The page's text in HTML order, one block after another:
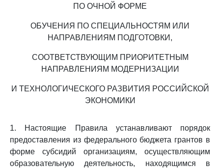
ПО ОЧНОЙ ФОРМЕ
ОБУЧЕНИЯ ПО СПЕЦИАЛЬНОСТЯМ ИЛИ
НАПРАВЛЕНИЯМ ПОДГОТОВКИ,
СООТВЕТСТВУЮЩИМ ПРИОРИТЕТНЫМ
НАПРАВЛЕНИЯМ МОДЕРНИЗАЦИИ
И ТЕХНОЛОГИЧЕСКОГО РАЗВИТИЯ РОССИЙСКОЙ
ЭКОНОМИКИ
1. Настоящие Правила устанавливают порядок
предоставления из федерального бюджета грантов в
форме субсидий организациям, осуществляющим
образовательную деятельность, находящимся в